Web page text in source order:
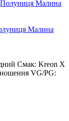
Малина
Смак: Kreon Х
VG/PG: